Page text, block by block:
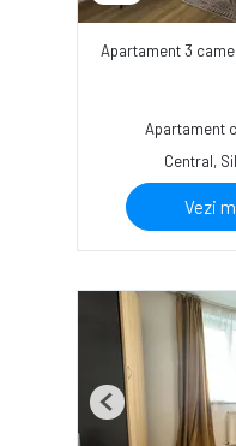
Apartament 3
Apartament
Central,
Vezi
Previous